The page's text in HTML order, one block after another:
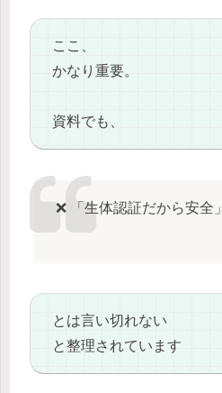
ここ、
かなり重要。
資料でも、
❌ 「生体認証だから安全」
とは言い切れない
と整理されています